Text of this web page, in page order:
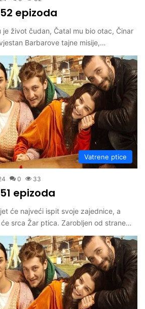
epizoda
je život čudan, Čatal mu bio otac, Činar
Barbarove tajne misije,…
Vatrene ptice
0 33
epizoda
će najveći ispit svoje zajednice, a
srca Žar ptica. Zarobljen od strane…